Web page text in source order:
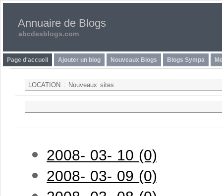
Annuaire de Blogs
abcdesblogs.com
Page d'accueil Ajouter un blog Nouveaux Blogs Blogs Sympa
LOCATION : Nouveaux sites
2008- 03- 10 (0)
2008- 03- 09 (0)